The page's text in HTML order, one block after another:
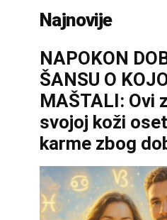
Najnovije
NAPOKON
ŠANSU O
MAŠTALI: Ovi
svojoj koži
karme zbog